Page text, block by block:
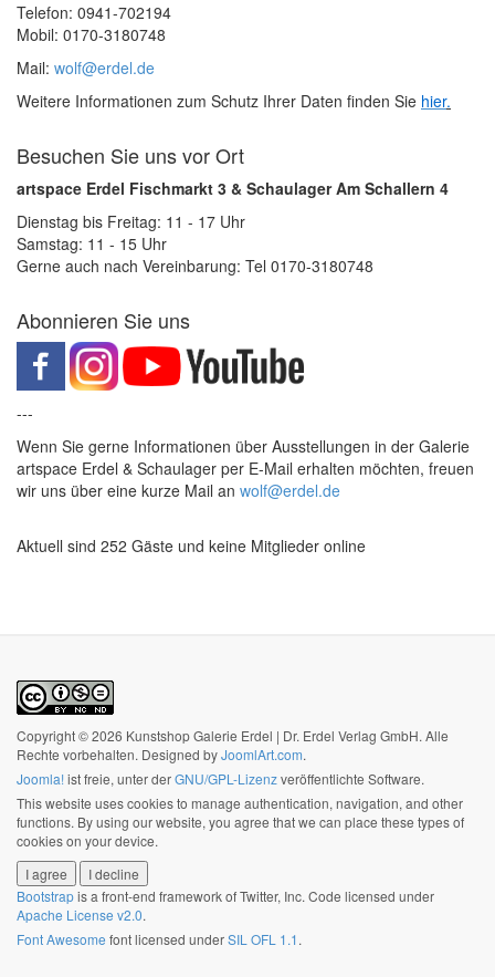
Telefon: 0941-702194
Mobil: 0170-3180748
Mail: wolf@erdel.de
Weitere Informationen zum Schutz Ihrer Daten finden Sie hier.
Besuchen Sie uns vor Ort
artspace Erdel Fischmarkt 3 & Schaulager Am Schallern 4
Dienstag bis Freitag: 11 - 17 Uhr
Samstag: 11 - 15 Uhr
Gerne auch nach Vereinbarung: Tel 0170-3180748
Abonnieren Sie uns
---
Wenn Sie gerne Informationen über Ausstellungen in der Galerie
artspace Erdel & Schaulager per E-Mail erhalten möchten, freuen
wir uns über eine kurze Mail an wolf@erdel.de
Aktuell sind 252 Gäste und keine Mitglieder online
Copyright © 2026 Kunstshop Galerie Erdel | Dr. Erdel Verlag GmbH. Alle
Rechte vorbehalten. Designed byJoomlArt.com.
Joomla!ist freie, unter derGNU/GPL-Lizenzveröffentlichte Software.
This website uses cookies to manage authentication, navigation, and other
functions. By using our website, you agree that we can place these types of
cookies on your device.
I agree
I decline
Bootstrapis a front-end framework of Twitter, Inc. Code licensed under
Apache License v2.0.
Font Awesome font licensed underSIL OFL 1.1.